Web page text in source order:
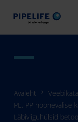
Avaleht
PE, PP hoonevälise
Läbiviiguhülsid